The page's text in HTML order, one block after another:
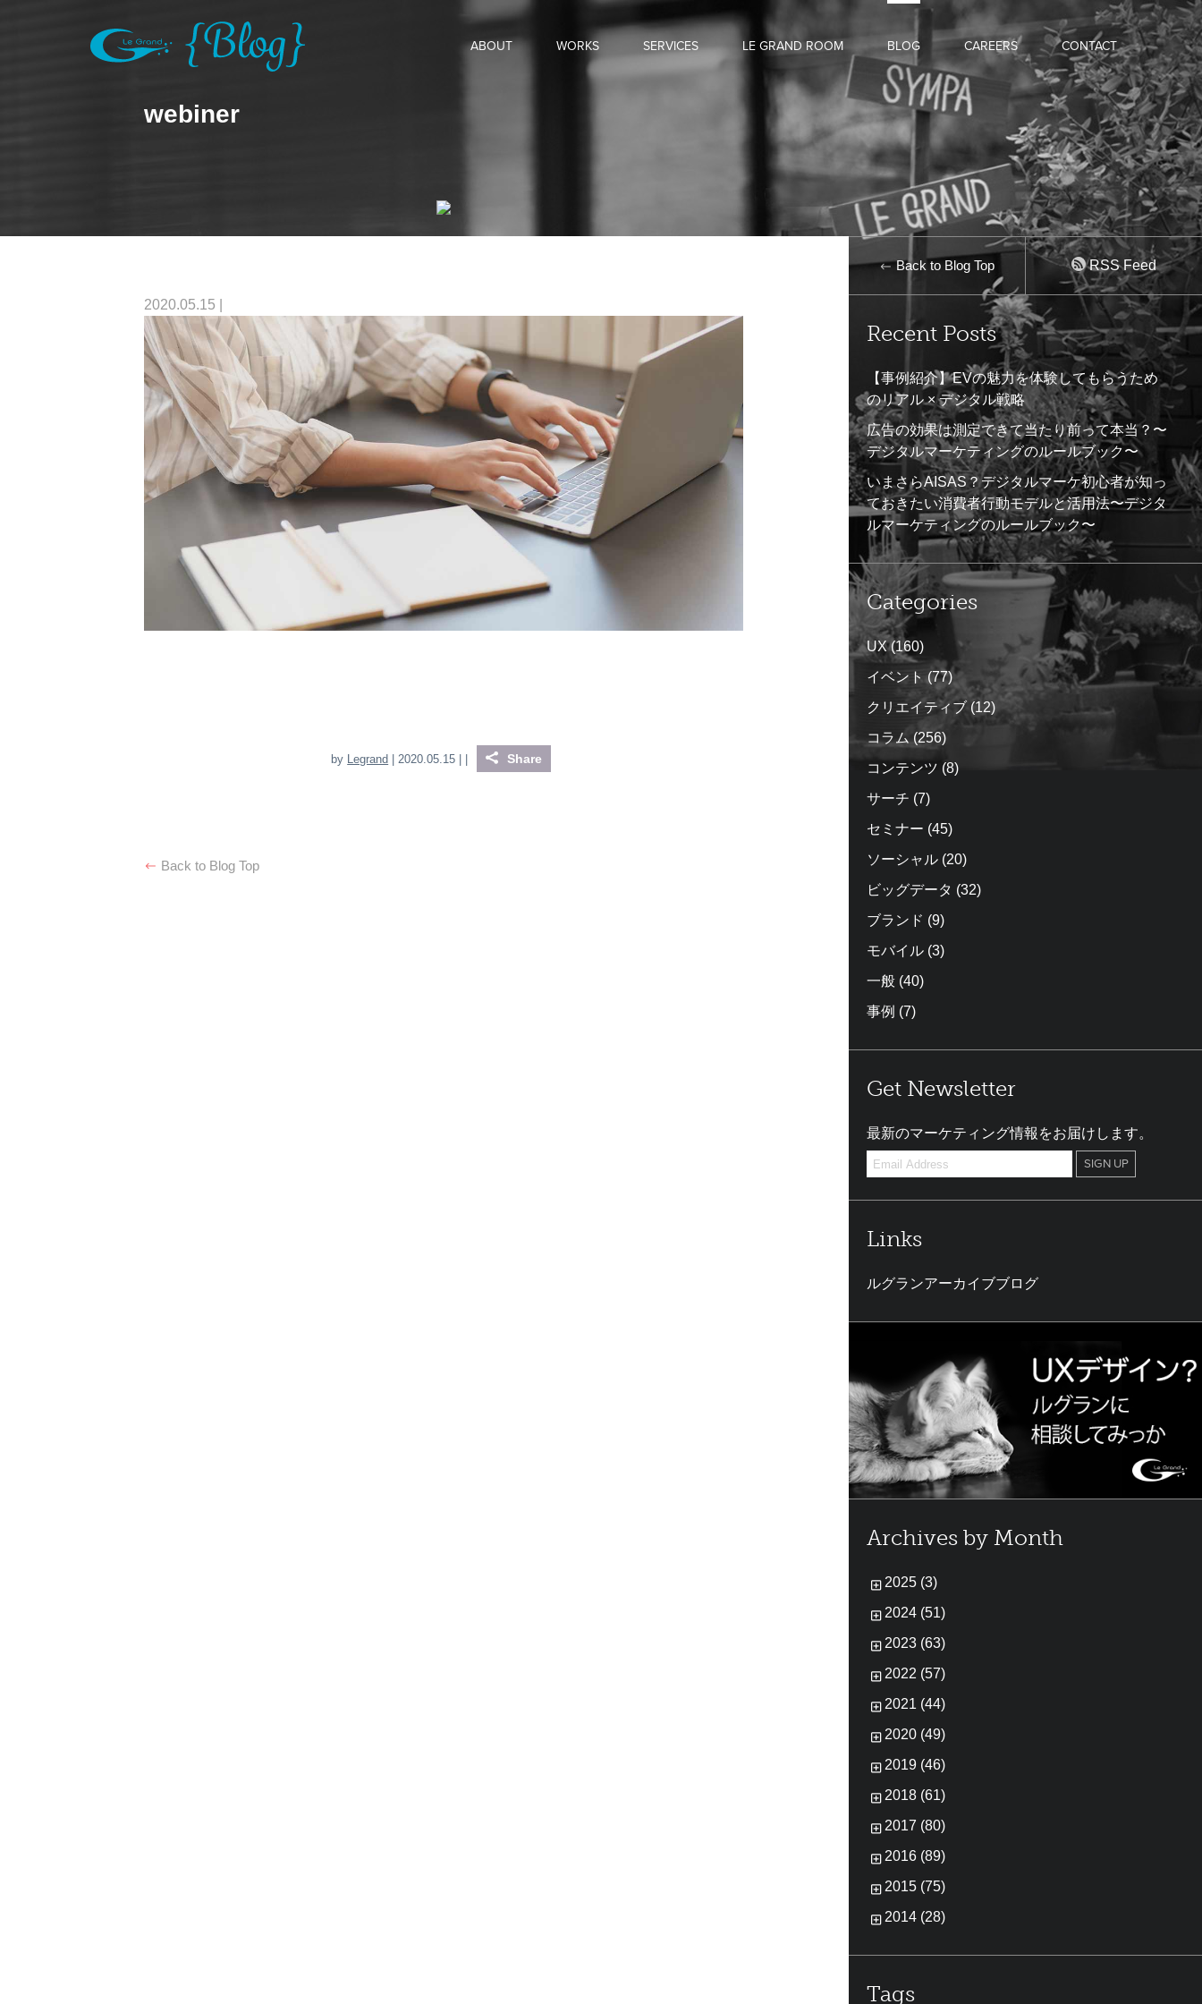
ABOUT WORKS SERVICES LE GRAND ROOM BLOG CAREERS CONTACT
webiner
2020.05.15
by Legrand | 2020.05.15 | | Share
Back to Blog Top
Back to Blog Top RSS Feed
Recent Posts
【事例紹介】EVの魅力を体験してもらうため
のリアル × デジタル戦略
広告の効果は測定できて当たり前って本当？〜
デジタルマーケティングのルールブック〜
いまさらAISAS？デジタルマーケ初心者が知っ
ておきたい消費者行動モデルと活用法〜デジタ
ルマーケティングのルールブック〜
Categories
UX(160)
イベント(77)
クリエイティブ(12)
コラム (256)
コンテンツ (8)
サーチ (7)
セミナー (45)
ソーシャル (20)
ビッグデータ (32)
ブランド (9)
モバイル (3)
一般 (40)
事例 (7)
Get Newsletter
最新のマーケティング情報をお届けします。
Links
ルグランアーカイブブログ
Archives by Month
2025 (3)
2024 (51)
2023 (63)
2022 (57)
2021 (44)
2020 (49)
2019 (46)
2018 (61)
2017 (80)
2016 (89)
2015 (75)
2014 (28)
Tags